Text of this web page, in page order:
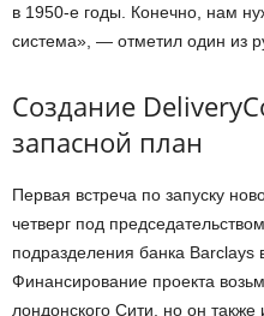
в 1950-е годы. Конечно, нам
система», — отметил один из
Создание
запасной план
Первая встреча по запуску
четверг под
подразделения банка Barclays
Финансирование проекта
лондонского Сити, но он также